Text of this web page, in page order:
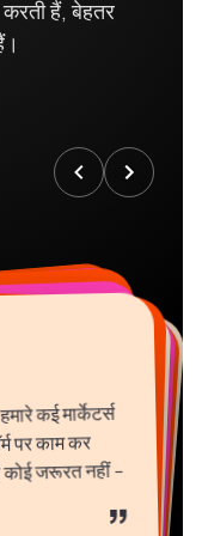
हैं, बेहतर
कई मार्केटर्स
पर काम कर
जरूरत नहीं -